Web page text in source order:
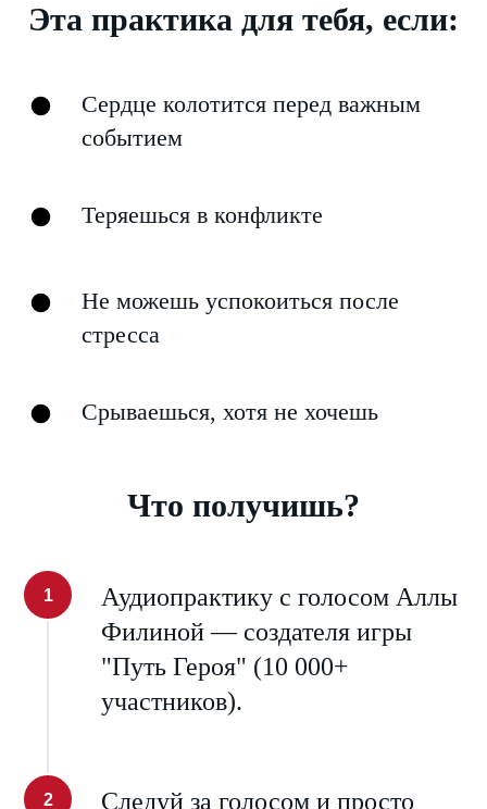
Эта практика для тебя, если:
Сердце колотится перед важным
событием
Теряешься в конфликте
Не можешь успокоиться после
стресса
Срываешься, хотя не хочешь
Что получишь?
Аудиопрактику с голосом Аллы
Филиной — создателя игры
"Путь Героя" (10 000+
участников).
Следуй за голосом и просто